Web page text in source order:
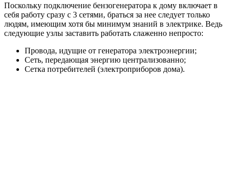
Поскольку подключение бензогенератора к дому включает в
себя работу сразу с 3 сетями, браться за нее следует только
людям, имеющим хотя бы минимум знаний в электрике. Ведь
следующие узлы заставить работать слаженно непросто:
Провода, идущие от генератора электроэнергии;
Сеть, передающая энергию централизованно;
Сетка потребителей (электроприборов дома).